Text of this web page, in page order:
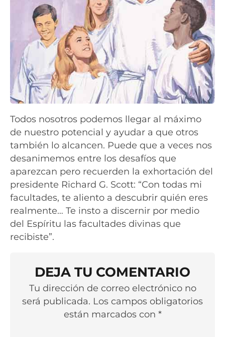
Todos nosotros podemos llegar al máximo
de nuestro potencial y ayudar a que otros
también lo alcancen. Puede que a veces nos
desanimemos entre los desafíos que
aparezcan pero recuerden la exhortación del
presidente Richard G. Scott: “Con todas mi
facultades, te aliento a descubrir quién eres
realmente… Te insto a discernir por medio
del Espíritu las facultades divinas que
recibiste”.
DEJA TU COMENTARIO
Tu dirección de correo electrónico no
será publicada. Los campos obligatorios
están marcados con *